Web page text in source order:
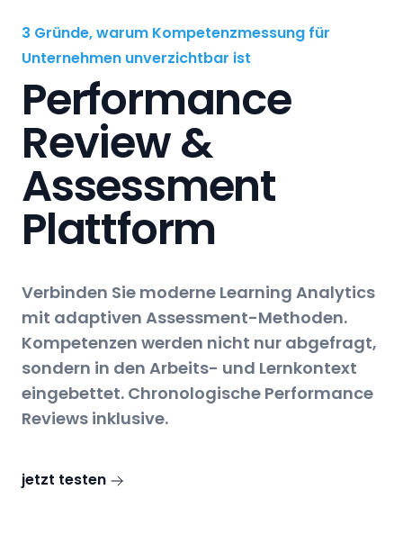
3 Gründe, warum Kompetenzmessung für
Unternehmen unverzichtbar ist
Performance
Review &
Assessment
Plattform
Verbinden Sie moderne Learning Analytics
mit adaptiven Assessment-Methoden.
Kompetenzen werden nicht nur abgefragt,
sondern in den Arbeits- und Lernkontext
eingebettet. Chronologische Performance
Reviews inklusive.
jetzt testen